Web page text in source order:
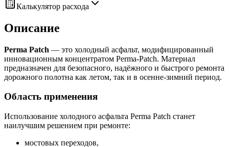
Калькулятор расхода
Описание
Perma Patch — это холодный асфальт, модифицированный
инновационным концентратом Perma‑Patch. Материал
предназначен для безопасного, надёжного и быстрого ремонта
дорожного полотна как летом, так и в осенне‑зимний период.
Область применения
Использование холодного асфальта Perma Patch станет
наилучшим решением при ремонте:
мостовых переходов,